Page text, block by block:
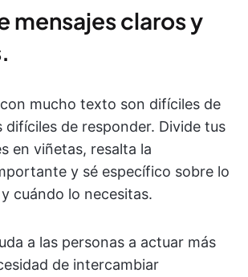
mensajes claros y
mucho texto son difíciles de
difíciles de responder. Divide tus
en viñetas, resalta la
y sé específico sobre lo
cuándo lo necesitas.
a las personas a actuar más
de intercambiar